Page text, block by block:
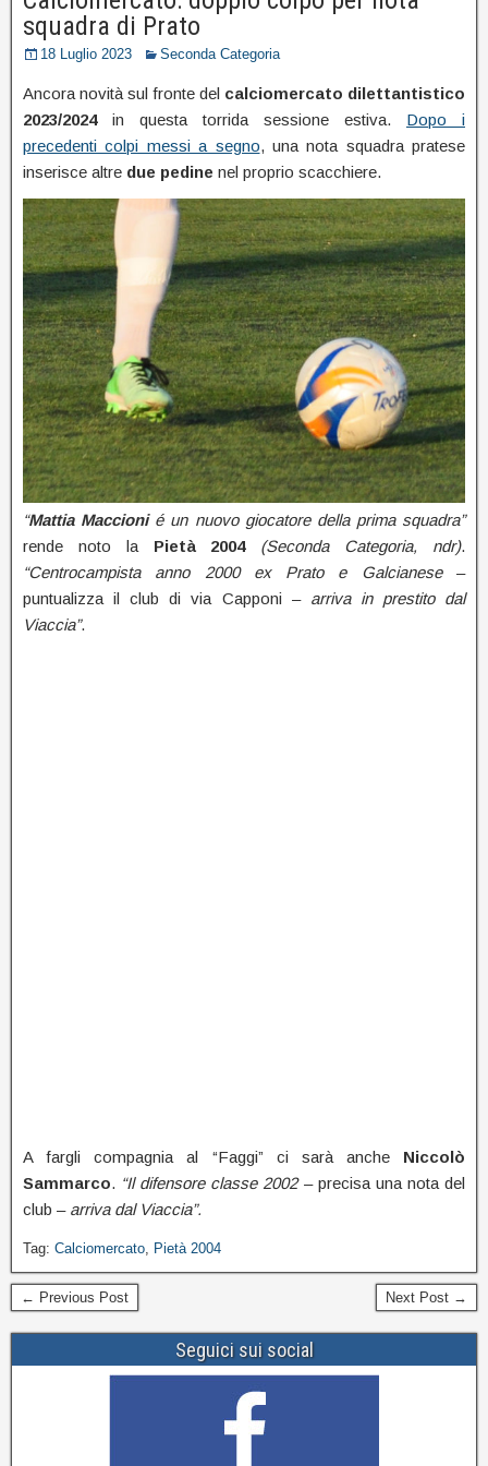
squadra di Prato
18 Luglio 2023 Seconda Categoria
Ancora novità sul fronte del calciomercato dilettantistico
2023/2024in questa torrida sessione estiva. Dopo i
precedenti colpi messi a segno, una nota squadra pratese
inserisce altre due pedine nel proprio scacchiere.
“Mattia Maccioni é un nuovo giocatore della prima squadra”
rende noto la Pietà 2004 (Seconda Categoria, ndr).
“Centrocampista anno 2000 ex Prato e Galcianese –
puntualizza il club di via Capponi – arriva in prestito dal
Viaccia”.
A fargli compagnia al “Faggi” ci sarà anche Niccolò
Sammarco. “Il difensore classe 2002– precisa una nota del
club – arriva dal Viaccia”.
Tag: Calciomercato Pietà 2004
← Previous Post Next Post →
Seguici sui social